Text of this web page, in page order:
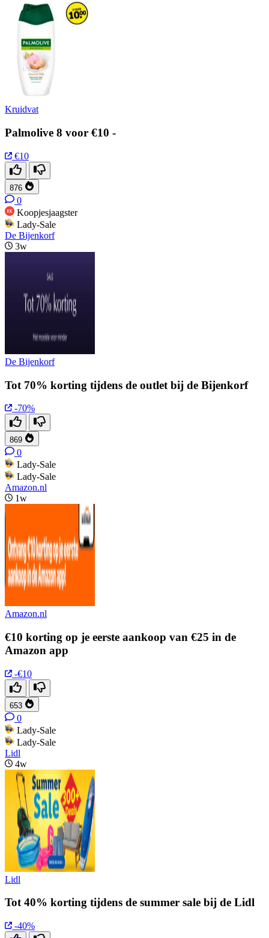
Kruidvat
Palmolive 8 voor €10 -
€10
876
0
Koopjesjaagster
Lady-Sale
De Bijenkorf
3w
De Bijenkorf
Tot 70% korting tijdens de outlet bij de Bijenkorf
-70%
869
0
Lady-Sale
Lady-Sale
Amazon.nl
1w
Amazon.nl
€10 korting op je eerste aankoop van €25 in de
Amazon app
-€10
653
0
Lady-Sale
Lady-Sale
Lidl
4w
Lidl
Tot 40% korting tijdens de summer sale bij de Lidl
-40%